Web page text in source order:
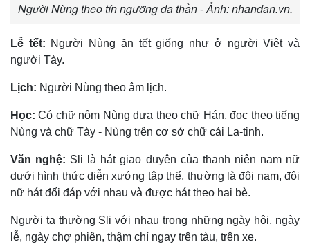
Người Nùng theo tín ngưỡng đa thần - Ảnh: nhandan.vn.
Lễ tết: Người Nùng ăn tết giống như ở người Việt và
người Tày.
Lịch: Người Nùng theo âm lịch.
Học: Có chữ nôm Nùng dựa theo chữ Hán, đọc theo tiếng
Nùng và chữ Tày - Nùng trên cơ sở chữ cái La-tinh.
Văn nghệ: Sli là hát giao duyên của thanh niên nam nữ
dưới hình thức diễn xướng tập thể, thường là đôi nam, đôi
nữ hát đối đáp với nhau và được hát theo hai bè.
Người ta thường Sli với nhau trong những ngày hội, ngày
lễ, ngày chợ phiên, thậm chí ngay trên tàu, trên xe.